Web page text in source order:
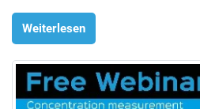
Weiterlesen